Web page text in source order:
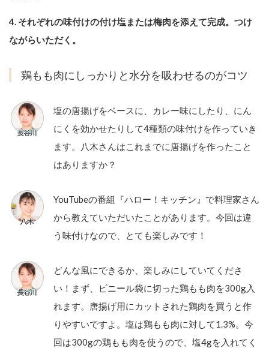
4. それぞれの味付けの付け塩または梅肉を添えて完成。つけ
ながらいただく。
鶏もも肉にしっかりと水分を吸わせるのがコツ
塩の唐揚げをベースに、カレー味にしたり、にん
にくを効かせたりして4種類の味付けを作っていき
ます。八木さんはこれまでに唐揚げを作ったこと
はありますか？
YouTubeの番組『ハロー！キッチン』で料理家さん
から教えていただいたことがあります。今回は違
う味付けなので、とても楽しみです！
どんな風にできるか、楽しみにしていてくださ
い！まず、ビニール袋に切った鶏もも肉を300g入
れます。唐揚げ用にカットされた鶏肉を買うと作
りやすいですよ。塩は鶏もも肉に対して1.3%。今
回は300gの鶏もも肉を使うので、塩4gを入れてく